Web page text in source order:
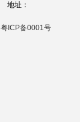
地址：
粤ICP备0001号